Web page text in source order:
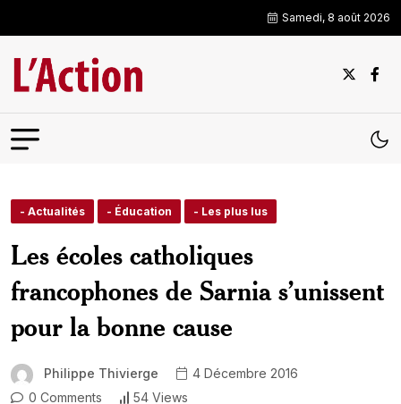
Samedi, 8 août 2026
- Actualités - Éducation - Les plus lus
Les écoles catholiques
francophones de Sarnia s’unissent
pour la bonne cause
Philippe Thivierge
4 Décembre 2016
0 Comments
54 Views